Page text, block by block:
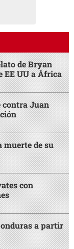
de Bryan
EE UU a África
Juan
muerte de su
con
a partir